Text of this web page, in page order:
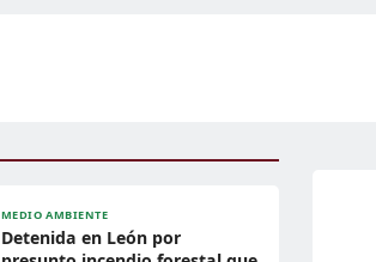
MEDIO AMBIENTE
Detenida en León por